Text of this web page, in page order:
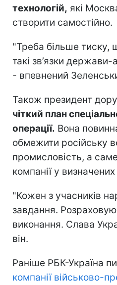
технологій, які
створити самостійно.
"Треба більше тиску,
такі зв’язки держави-
- впевнений
Також президент
чіткий план
операції. Вона
обмежити російську
промисловість, а
компанії у
"Кожен з учасників
завдання.
виконання. Слава
він.
Раніше РБК-Україна
компанії військово-